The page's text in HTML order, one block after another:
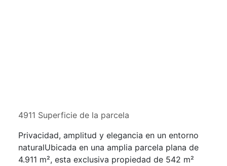
4911 Superficie de la parcela
Privacidad, amplitud y elegancia en un entorno
naturalUbicada en una amplia parcela plana de
4.911 m², esta exclusiva propiedad de 542 m²